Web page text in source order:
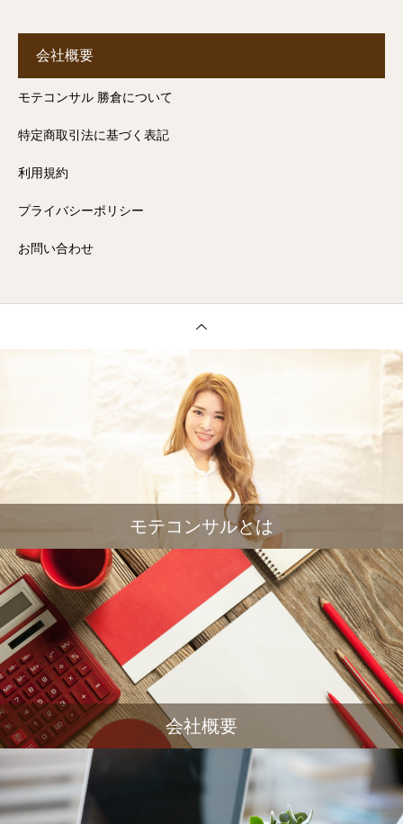
会社概要
モテコンサル 勝倉について
特定商取引法に基づく表記
利用規約
プライバシーポリシー
お問い合わせ
モテコンサルとは
会社概要